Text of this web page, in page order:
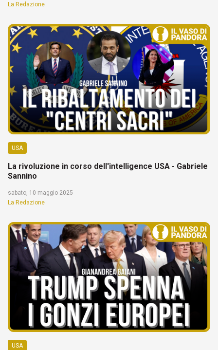
La Redazione
USA
La rivoluzione in corso dell'intelligence USA - Gabriele
Sannino
sabato, 10 maggio 2025
La Redazione
USA